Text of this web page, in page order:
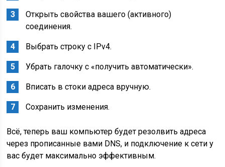
Открыть свойства вашего (активного)
соединения.
Выбрать строку с IPv4.
Убрать галочку с «получить автоматически».
Вписать в стоки адреса вручную.
Сохранить изменения.
Всё, теперь ваш компьютер будет резолвить адреса
через прописанные вами DNS, и подключение к сети у
вас будет максимально эффективным.